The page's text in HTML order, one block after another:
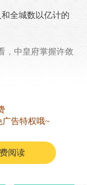
全城数以亿计的
中皇府掌握许敛
想到，嫡长女千
告特权哦~
阅读